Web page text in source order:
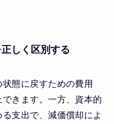
しく区別する
態に戻すための費用
きます。一方、資本的
支出で、減価償却によ